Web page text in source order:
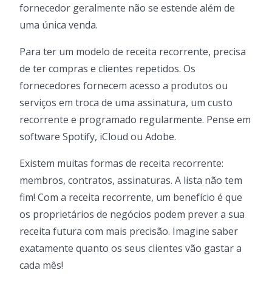
fornecedor geralmente não se estende além de
uma única venda.
Para ter um modelo de receita recorrente, precisa
de ter compras e clientes repetidos. Os
fornecedores fornecem acesso a produtos ou
serviços em troca de uma assinatura, um custo
recorrente e programado regularmente. Pense em
software Spotify, iCloud ou Adobe.
Existem muitas formas de receita recorrente:
membros, contratos, assinaturas. A lista não tem
fim! Com a receita recorrente, um benefício é que
os proprietários de negócios podem prever a sua
receita futura com mais precisão. Imagine saber
exatamente quanto os seus clientes vão gastar a
cada mês!